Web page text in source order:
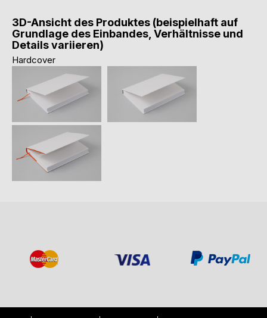
3D-Ansicht des Produktes (beispielhaft auf
Grundlage des Einbandes, Verhältnisse und
Details variieren)
Hardcover